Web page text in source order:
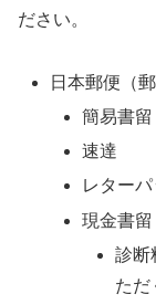
ださい。
日本郵便（郵
簡易書留
速達
レター
現金書留
診断
ただ